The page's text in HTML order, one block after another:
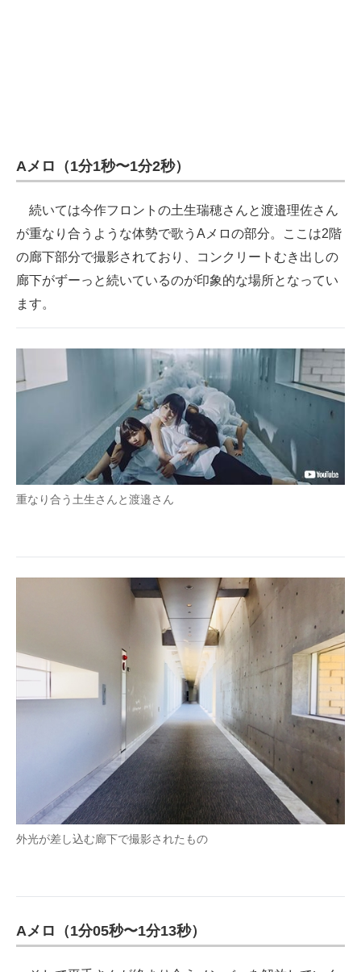
Aメロ（1分1秒〜1分2秒）
続いては今作フロントの土生瑞穂さんと渡邉理佐さん
が重なり合うような体勢で歌うAメロの部分。ここは2階
の廊下部分で撮影されており、コンクリートむき出しの
廊下がずーっと続いているのが印象的な場所となってい
ます。
重なり合う土生さんと渡邉さん
外光が差し込む廊下で撮影されたもの
Aメロ（1分05秒〜1分13秒）